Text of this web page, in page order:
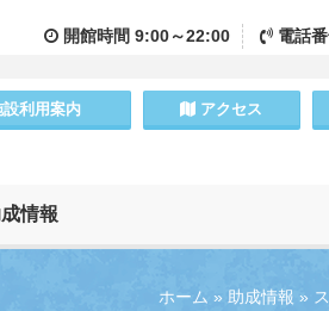
開館時間 9:00～22:00 電話
利用案内 アクセス
情報
ホーム » 助成情報 »